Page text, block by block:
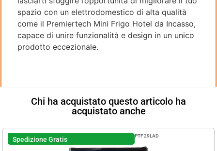
spazio con un elettrodomestico di alta qualità
come il Premiertech Mini Frigo Hotel da Incasso,
capace di unire funzionalità e design in un unico
prodotto eccezionale.
Chi ha acquistato questo articolo ha
acquistato anche
Spedizione Gratis PTF29LAD